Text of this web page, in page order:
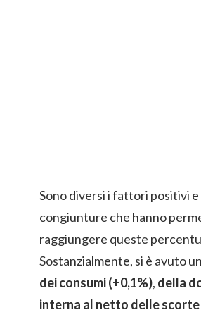
Sono diversi i fattori positivi e
congiunture che hanno
raggiungere queste
Sostanzialmente, si è avuto un
dei consumi (+0,1%), della
interna al netto delle scorte